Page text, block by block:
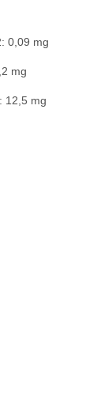
0,09 mg
mg
12,5 mg